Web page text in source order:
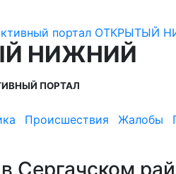
НИЖНИЙ
ПОРТАЛ
Происшествия Жалобы
Сергачском